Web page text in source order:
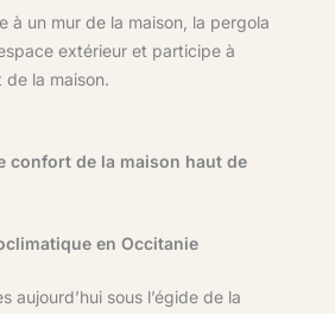
à un mur de la maison, la pergola
extérieur et participe à
de la maison.
confort de la maison haut de
en Occitanie
aujourd’hui sous l’égide de la